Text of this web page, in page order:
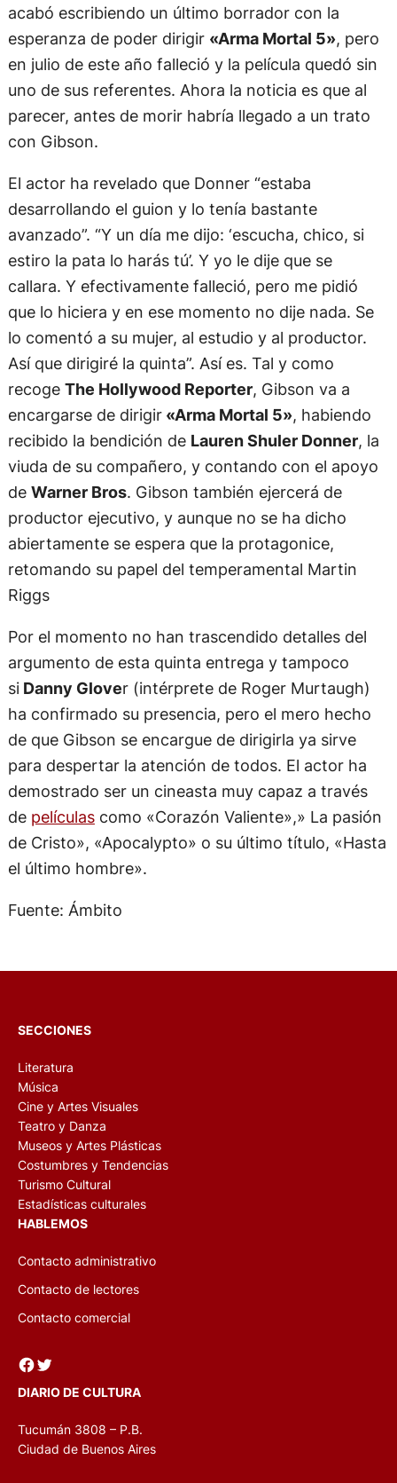
acabó escribiendo un último borrador con la
esperanza de poder dirigir «Arma Mortal 5», pero
en julio de este año falleció y la película quedó sin
uno de sus referentes. Ahora la noticia es que al
parecer, antes de morir habría llegado a un trato
con Gibson.
El actor ha revelado que Donner “estaba
desarrollando el guion y lo tenía bastante
avanzado”. “Y un día me dijo: ‘escucha, chico, si
estiro la pata lo harás tú’. Y yo le dije que se
callara. Y efectivamente falleció, pero me pidió
que lo hiciera y en ese momento no dije nada. Se
lo comentó a su mujer, al estudio y al productor.
Así que dirigiré la quinta”. Así es. Tal y como
recoge The Hollywood Reporter, Gibson va a
encargarse de dirigir«Arma Mortal 5», habiendo
recibido la bendición de Lauren Shuler Donner, la
viuda de su compañero, y contando con el apoyo
de Warner Bros. Gibson también ejercerá de
productor ejecutivo, y aunque no se ha dicho
abiertamente se espera que la protagonice,
retomando su papel del temperamental Martin
Riggs
Por el momento no han trascendido detalles del
argumento de esta quinta entrega y tampoco
siDanny Glover (intérprete de Roger Murtaugh)
ha confirmado su presencia, pero el mero hecho
de que Gibson se encargue de dirigirla ya sirve
para despertar la atención de todos. El actor ha
demostrado ser un cineasta muy capaz a través
de películascomo «Corazón Valiente»,» La pasión
de Cristo», «Apocalypto» o su último título, «Hasta
el último hombre».
Fuente: Ámbito
SECCIONES
Literatura
Música
Cine y Artes Visuales
Teatro y Danza
Museos y Artes Plásticas
Costumbres y Tendencias
Turismo Cultural
Estadísticas culturales
HABLEMOS
Contacto administrativo
Contacto de lectores
Contacto comercial
Facebook Twitter
DIARIO DE CULTURA
Tucumán 3808 – P.B.
Ciudad de Buenos Aires